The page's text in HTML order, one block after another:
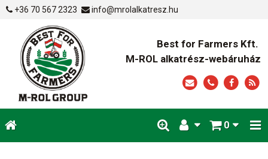
+36 70 567 2323 info@mrolalkatresz.hu
Best for Farmers Kft.
M-ROL alkatrész-webáruház
0